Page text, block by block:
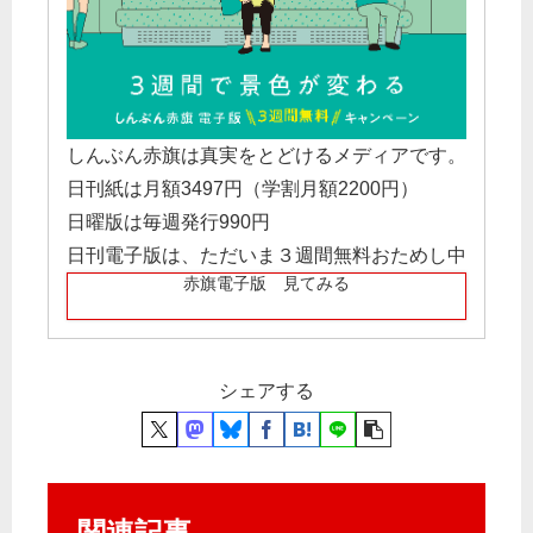
しんぶん赤旗は真実をとどけるメディアです。
日刊紙は月額3497円（学割月額2200円）
日曜版は毎週発行990円
日刊電子版は、ただいま３週間無料おためし中
赤旗電子版 見てみる
シェアする